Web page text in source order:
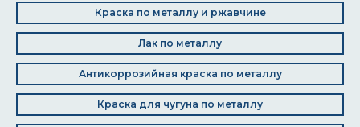
Краска по металлу и ржавчине
Лак по металлу
Антикоррозийная краска по металлу
Краска для чугуна по металлу